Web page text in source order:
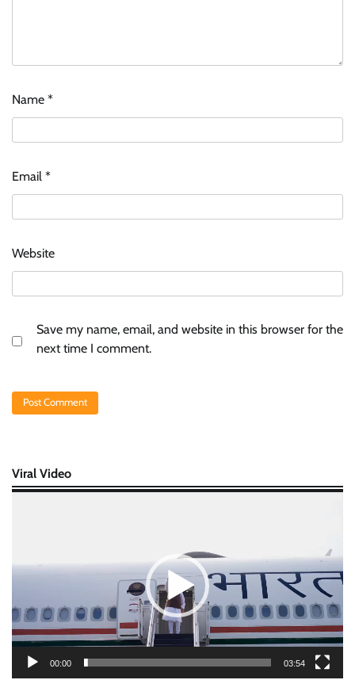
Name *
Email *
Website
Save my name, email, and website in this browser for the
next time I comment.
Viral Video
00:00 03:54